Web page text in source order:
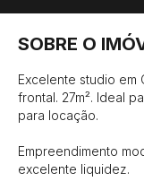
SOBRE O
Excelente studio em
frontal. 27m². Ideal
para locação.
Empreendimento
excelente liquidez.